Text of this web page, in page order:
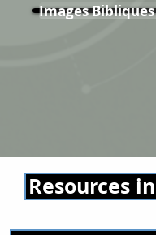
Images
Resources